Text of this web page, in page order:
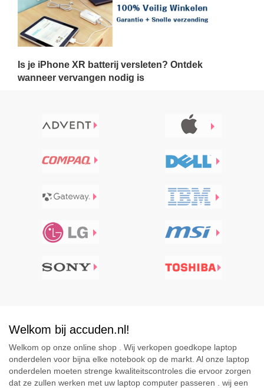
Is je iPhone XR batterij versleten? Ontdek
wanneer vervangen nodig is
Welkom bij accuden.nl!
Welkom op onze online shop . Wij verkopen goedkope laptop
onderdelen voor bijna elke notebook op de markt. Al onze laptop
onderdelen moeten strenge kwaliteitscontroles die ervoor zorgen
dat ze zullen werken met uw laptop computer passeren . wij een